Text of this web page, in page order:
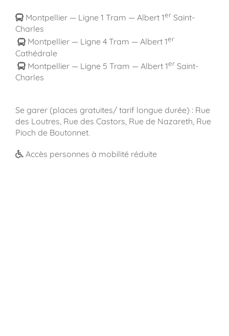
Montpellier — Ligne 1 Tram — Albert 1erSaint-
Charles
Montpellier — Ligne 4 Tram — Albert 1er
Cathédrale
Montpellier — Ligne 5 Tram — Albert 1erSaint-
Charles
Se garer (places gratuites/ tarif longue durée) : Rue
des Loutres, Rue des Castors, Rue de Nazareth, Rue
Pioch de Boutonnet.
Accès personnes à mobilité réduite